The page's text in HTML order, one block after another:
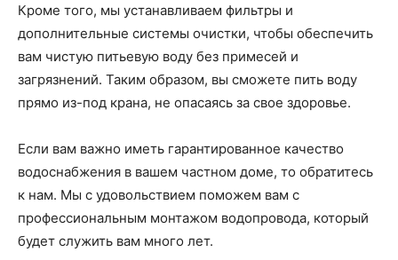
Кроме того, мы устанавливаем фильтры и
дополнительные системы очистки, чтобы обеспечить
вам чистую питьевую воду без примесей и
загрязнений. Таким образом, вы сможете пить воду
прямо из-под крана, не опасаясь за свое здоровье.
Если вам важно иметь гарантированное качество
водоснабжения в вашем частном доме, то обратитесь
к нам. Мы с удовольствием поможем вам с
профессиональным монтажом водопровода, который
будет служить вам много лет.